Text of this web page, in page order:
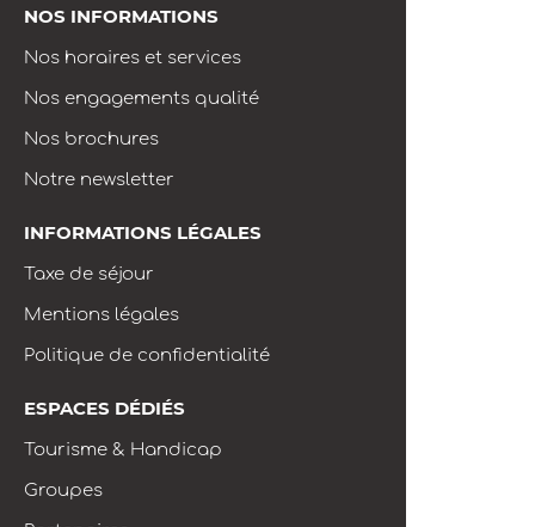
NOS INFORMATIONS
Nos horaires et services
Nos engagements qualité
Nos brochures
Notre newsletter
INFORMATIONS LÉGALES
Taxe de séjour
Mentions légales
Politique de confidentialité
ESPACES DÉDIÉS
Tourisme & Handicap
Groupes